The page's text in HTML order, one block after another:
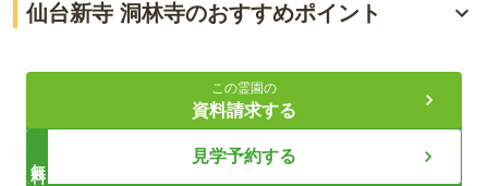
仙台新寺 洞林寺のおすすめポイント
「仙台駅」から徒歩圏内・抜群のアクセス
選べる4プランと永代供養
安心のバリアフリーと環境
この霊園の
資料請求する
見学予約する